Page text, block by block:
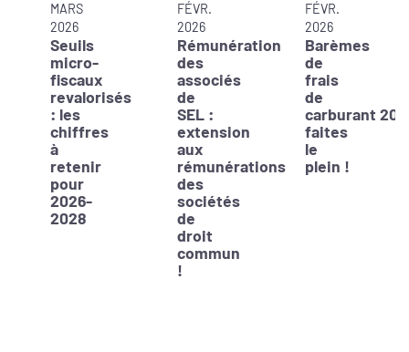
MARS
2026
Seuils
micro-
fiscaux
revalorisés
: les
chiffres
à
retenir
pour
2026-
2028
FÉVR.
2026
Rémunération
des
associés
de
SEL :
extension
aux
rémunérations
des
sociétés
de
droit
commun
!
FÉVR.
2026
Barèmes
de
frais
de
carburant
faites
le
plein !